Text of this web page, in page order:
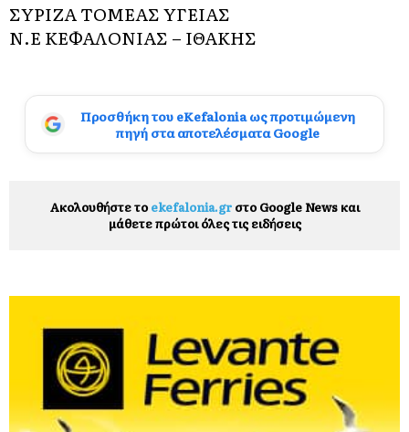
ΣΥΡΙΖΑ ΤΟΜΕΑΣ ΥΓΕΙΑΣ
Ν.Ε ΚΕΦΑΛΟΝΙΑΣ – ΙΘΑΚΗΣ
Προσθήκη του eKefalonia ως προτιμώμενη
πηγή στα αποτελέσματα Google
Ακολουθήστε το ekefalonia.grστο Google News και
μάθετε πρώτοι όλες τις ειδήσεις